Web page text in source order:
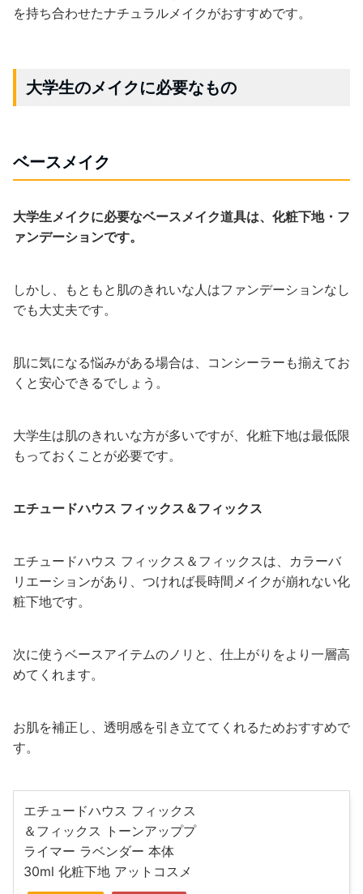
を持ち合わせたナチュラルメイクがおすすめです。
大学生のメイクに必要なもの
ベースメイク
大学生メイクに必要なベースメイク道具は、化粧下地・フ
ァンデーションです。
しかし、もともと肌のきれいな人はファンデーションなし
でも大丈夫です。
肌に気になる悩みがある場合は、コンシーラーも揃えてお
くと安心できるでしょう。
大学生は肌のきれいな方が多いですが、化粧下地は最低限
もっておくことが必要です。
エチュードハウス フィックス＆フィックス
エチュードハウス フィックス＆フィックスは、カラーバ
リエーションがあり、つければ長時間メイクが崩れない化
粧下地です。
次に使うベースアイテムのノリと、仕上がりをより一層高
めてくれます。
お肌を補正し、透明感を引き立ててくれるためおすすめで
す。
エチュードハウス フィックス
＆フィックス トーンアッププ
ライマー ラベンダー 本体
30ml 化粧下地 アットコスメ